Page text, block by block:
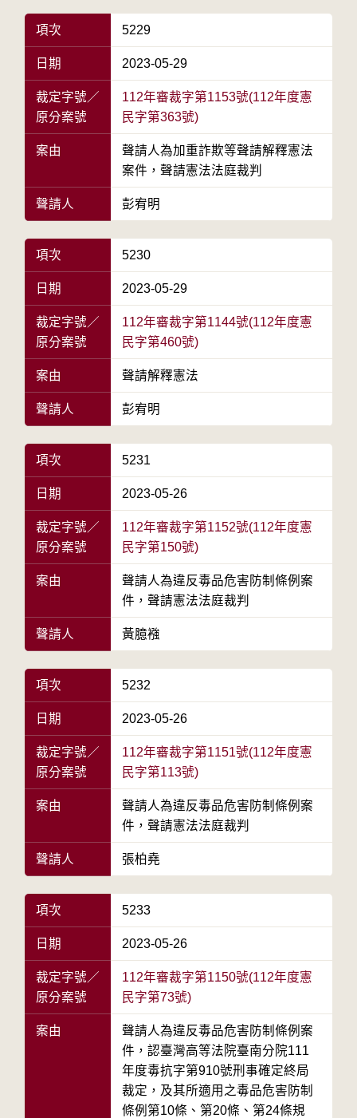
項次 5229
日期 2023-05-29
裁定字號／
原分案號
112年審裁字第1153號(112年度憲
民字第363號)
案由
聲請人為加重詐欺等聲請解釋憲法
案件，聲請憲法法庭裁判
聲請人 彭宥明
項次 5230
日期 2023-05-29
裁定字號／
原分案號
112年審裁字第1144號(112年度憲
民字第460號)
案由 聲請解釋憲法
聲請人 彭宥明
項次 5231
日期 2023-05-26
裁定字號／
原分案號
112年審裁字第1152號(112年度憲
民字第150號)
案由
聲請人為違反毒品危害防制條例案
件，聲請憲法法庭裁判
聲請人 黃臆襁
項次 5232
日期 2023-05-26
裁定字號／
原分案號
112年審裁字第1151號(112年度憲
民字第113號)
案由
聲請人為違反毒品危害防制條例案
件，聲請憲法法庭裁判
聲請人 張柏堯
項次 5233
日期 2023-05-26
裁定字號／
原分案號
112年審裁字第1150號(112年度憲
民字第73號)
案由
聲請人為違反毒品危害防制條例案
件，認臺灣高等法院臺南分院111
年度毒抗字第910號刑事確定終局
裁定，及其所適用之毒品危害防制
條例第10條、第20條、第24條規